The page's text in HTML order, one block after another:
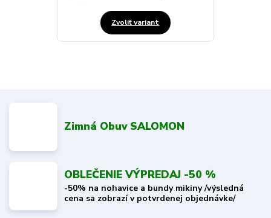
Zvoliť variant
Zimná Obuv SALOMON
OBLEČENIE VÝPREDAJ -50 %
-50% na nohavice a bundy mikiny /výsledná
cena sa zobrazí v potvrdenej objednávke/